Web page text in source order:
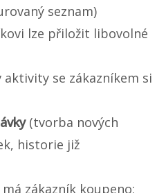
seznam)
lze přiložit libovolné
se zákazníkem si
(tvorba nových
historie již
zákazník koupeno;